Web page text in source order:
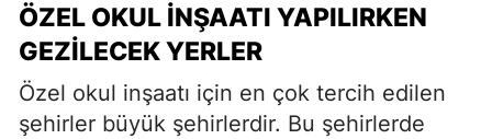
ÖZEL OKUL İNŞAATI YAPILIRKEN
GEZILECEK YERLER
Özel okul inşaatı için en çok tercih edilen
şehirler büyük şehirlerdir. Bu şehirlerde